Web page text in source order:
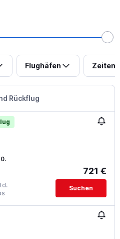
Flughäfen Zeiten
Rückflug
721 €
Suchen